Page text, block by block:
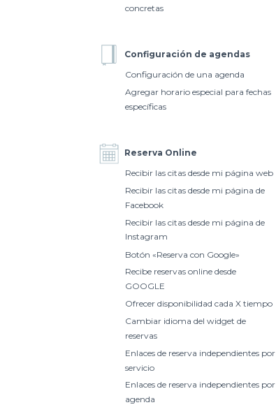
concretas
Configuración de agendas
Configuración de una agenda
Agregar horario especial para fechas
específicas
Reserva Online
Recibir las citas desde mi página web
Recibir las citas desde mi página de
Facebook
Recibir las citas desde mi página de
Instagram
Botón «Reserva con Google»
Recibe reservas online desde
GOOGLE
Ofrecer disponibilidad cada X tiempo
Cambiar idioma del widget de
reservas
Enlaces de reserva independientes por
servicio
Enlaces de reserva independientes por
agenda